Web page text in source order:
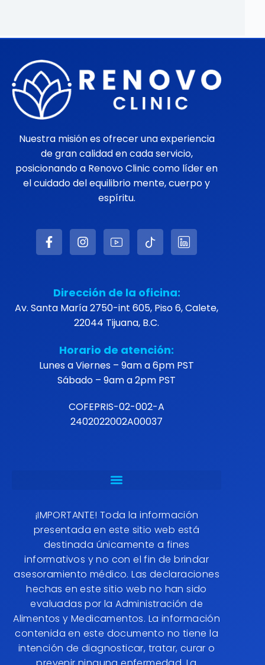
Nuestra misión es ofrecer una experiencia
de gran calidad en cada servicio,
posicionando a Renovo Clinic como líder en
el cuidado del equilibrio mente, cuerpo y
espíritu.
Dirección de la oficina:
Av. Santa María 2750-int 605, Piso 6, Calete,
22044 Tijuana, B.C.
Horario de atención:
Lunes a Viernes – 9am a 6pm PST
Sábado – 9am a 2pm PST
COFEPRIS-02-002-A
2402022002A00037
¡IMPORTANTE! Toda la información
presentada en este sitio web está
destinada únicamente a fines
informativos y no con el fin de brindar
asesoramiento médico. Las declaraciones
hechas en este sitio web no han sido
evaluadas por la Administración de
Alimentos y Medicamentos. La información
contenida en este documento no tiene la
intención de diagnosticar, tratar, curar o